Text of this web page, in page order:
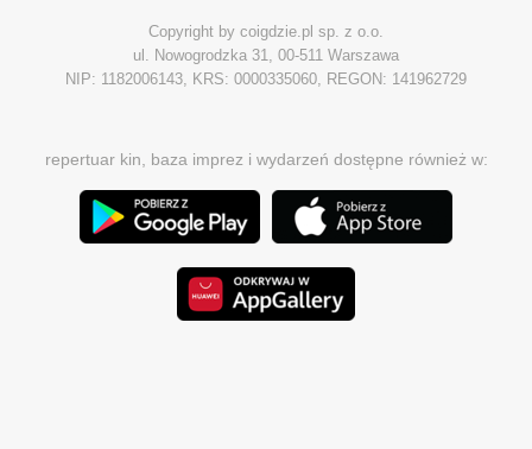
Copyright by coigdzie.pl sp. z o.o.
ul. Nowogrodzka 31, 00-511 Warszawa
NIP: 1182006143, KRS: 0000335060, REGON: 141962729
repertuar kin, baza imprez i wydarzeń dostępne również w: